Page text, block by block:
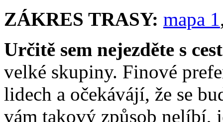
ZÁKRES TRASY: mapa 1
Určitě sem nejezděte s
velké skupiny. Finové
lidech a očekávájí, že se
vám takový způsob nelíbí,